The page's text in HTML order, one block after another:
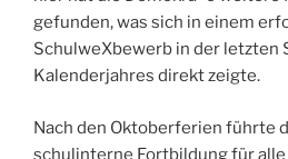
gefunden, was sich in einem
SchulweXbewerb in der letzten
Kalenderjahres direkt zeigte.
Nach den Oktoberferien führte
schulinterne Fortbildung für alle